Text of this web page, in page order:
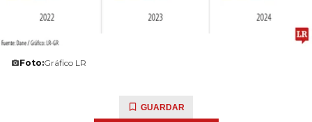
Foto:Gráfico LR
GUARDAR